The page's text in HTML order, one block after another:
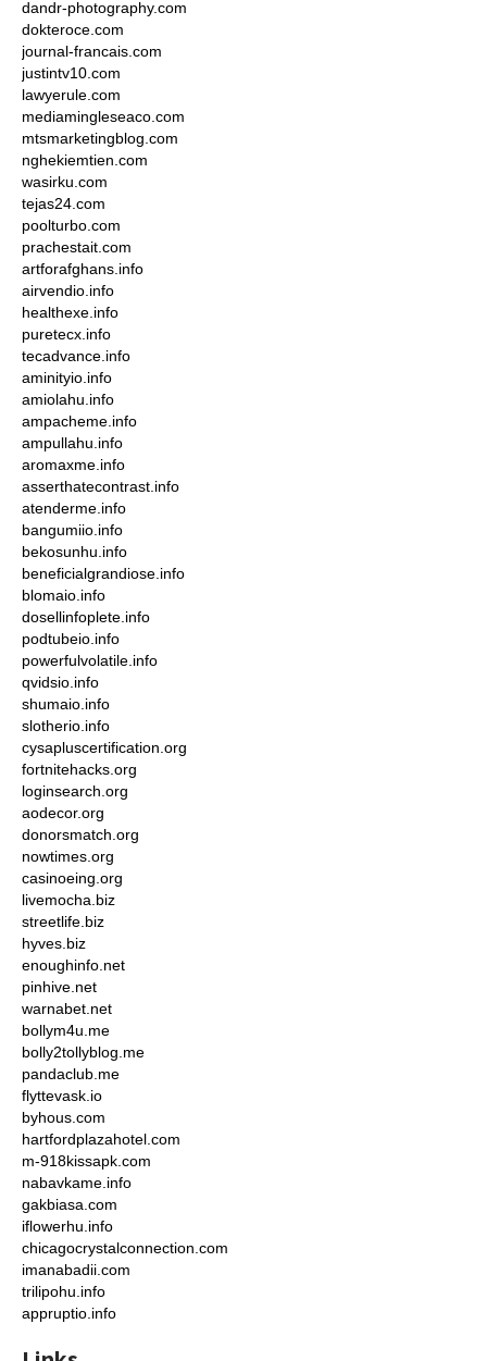
dandr-photography.com
dokteroce.com
journal-francais.com
justintv10.com
lawyerule.com
mediamingleseaco.com
mtsmarketingblog.com
nghekiemtien.com
wasirku.com
tejas24.com
poolturbo.com
prachestait.com
artforafghans.info
airvendio.info
healthexe.info
puretecx.info
tecadvance.info
aminityio.info
amiolahu.info
ampacheme.info
ampullahu.info
aromaxme.info
asserthatecontrast.info
atenderme.info
bangumiio.info
bekosunhu.info
beneficialgrandiose.info
blomaio.info
dosellinfoplete.info
podtubeio.info
powerfulvolatile.info
qvidsio.info
shumaio.info
slotherio.info
cysapluscertification.org
fortnitehacks.org
loginsearch.org
aodecor.org
donorsmatch.org
nowtimes.org
casinoeing.org
livemocha.biz
streetlife.biz
hyves.biz
enoughinfo.net
pinhive.net
warnabet.net
bollym4u.me
bolly2tollyblog.me
pandaclub.me
flyttevask.io
byhous.com
hartfordplazahotel.com
m-918kissapk.com
nabavkame.info
gakbiasa.com
iflowerhu.info
chicagocrystalconnection.com
imanabadii.com
trilipohu.info
appruptio.info